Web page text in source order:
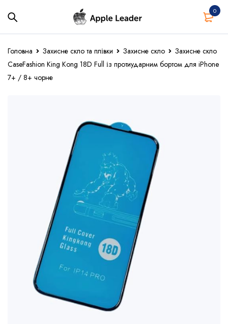
0
Головна Захисне скло та плівки Захисне скло
Захисне скло
CaseFashion King Kong 18D Full із протиударним бортом для iPhone
7+ / 8+ чорне